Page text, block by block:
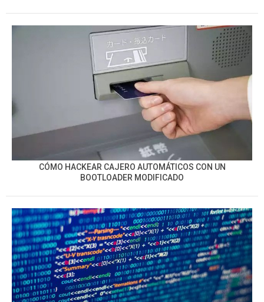
CÓMO HACKEAR CAJERO AUTOMÁTICOS CON UN
BOOTLOADER MODIFICADO